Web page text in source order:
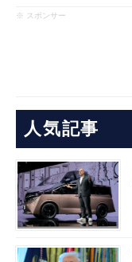
※ スポンサー
人気記事